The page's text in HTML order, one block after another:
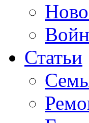
Статьи